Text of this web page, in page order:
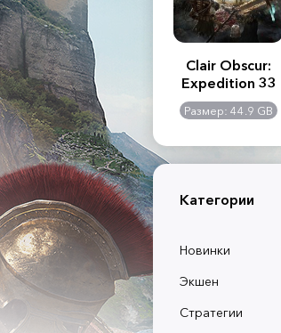
2:
-
GB
Assassin's Creed
Shadows
Размер: 117 GB
Clair Obscur:
Expedition 33
Размер: 44.9 GB
Категории
Новинки
Экшен
Стратегии